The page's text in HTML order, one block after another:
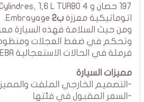
اتوماتيكية معززة ب2
Embrayage.
فرملة في الحالات الاستعجالية EBA.
مميزات السيارة
-التصميم الخارجي الملفت والمميز
-السعر المقبول في فئتها